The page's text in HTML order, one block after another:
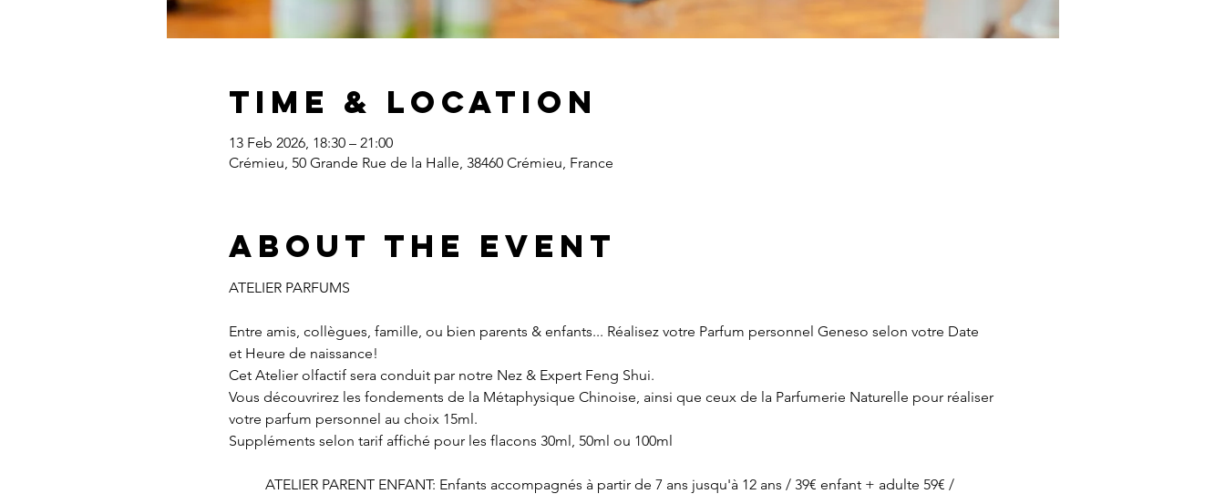
Time & Location
13 Feb 2026, 18:30 – 21:00
Crémieu, 50 Grande Rue de la Halle, 38460 Crémieu, France
About the event
ATELIER PARFUMS
Entre amis, collègues, famille, ou bien parents & enfants... Réalisez votre Parfum personnel Geneso selon votre Date
et Heure de naissance!
Cet Atelier olfactif sera conduit par notre Nez & Expert Feng Shui.
Vous découvrirez les fondements de la Métaphysique Chinoise, ainsi que ceux de la Parfumerie Naturelle pour réaliser
votre parfum personnel au choix 15ml.
Suppléments selon tarif affiché pour les flacons 30ml, 50ml ou 100ml
ATELIER PARENT ENFANT: Enfants accompagnés à partir de 7 ans jusqu'à 12 ans / 39€ enfant + adulte 59€ /